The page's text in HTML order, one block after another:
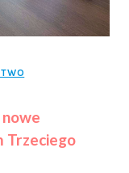
Trzeciego